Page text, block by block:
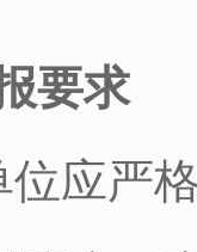
要求
严格